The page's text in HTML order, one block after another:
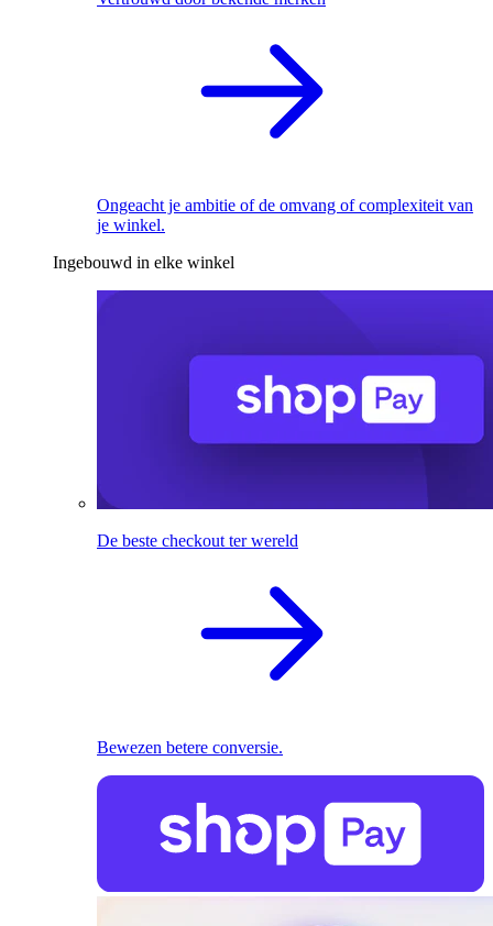
Ongeacht je ambitie of de omvang of complexiteit van
je winkel.
Ingebouwd in elke winkel
De beste checkout ter wereld
Bewezen betere conversie.